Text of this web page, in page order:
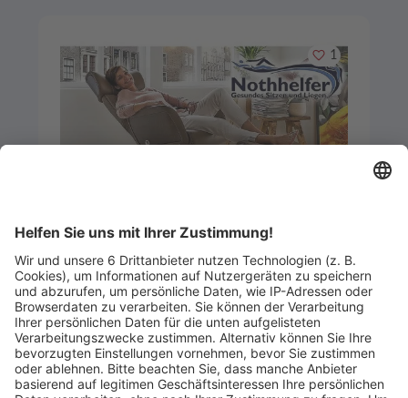
Merken
1
Artikel-ID: 2568
Gutschein über 200,- €
Gesundes Sitzen und Liegen Guido Nothhelfer